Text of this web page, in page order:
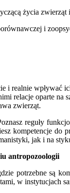
życia
i
i realnie wpływać
relacje oparte na
zwierząt.
reguły
kompetencje do
jak i na
antropozoologii
potrzebne są
w instytucjach